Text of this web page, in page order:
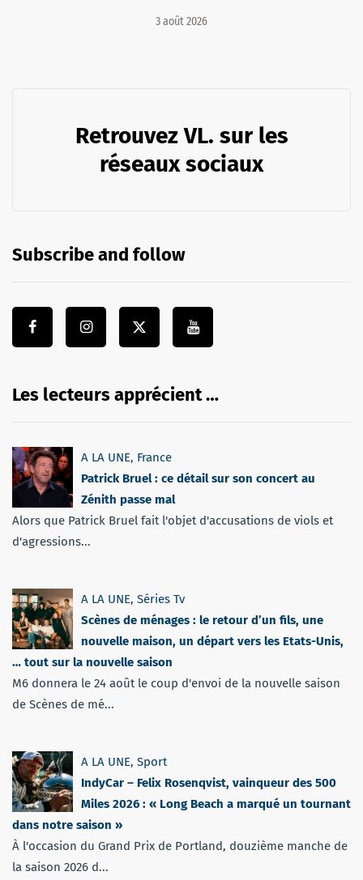
3 août 2026
Retrouvez VL. sur les
réseaux sociaux
Subscribe and follow
Les lecteurs apprécient …
A LA UNE, France
Patrick Bruel : ce détail sur son concert au
Zénith passe mal
Alors que Patrick Bruel fait l'objet d'accusations de viols et
d'agressions...
A LA UNE, Séries Tv
Scènes de ménages : le retour d’un fils, une
nouvelle maison, un départ vers les Etats-Unis,
… tout sur la nouvelle saison
M6 donnera le 24 août le coup d'envoi de la nouvelle saison
de Scènes de mé...
A LA UNE, Sport
IndyCar – Felix Rosenqvist, vainqueur des 500
Miles 2026 : « Long Beach a marqué un tournant
dans notre saison »
À l'occasion du Grand Prix de Portland, douzième manche de
la saison 2026 d...